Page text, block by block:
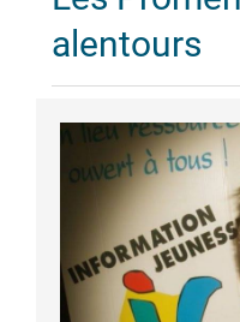
alentours